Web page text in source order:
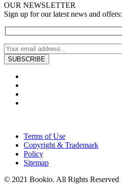
OUR NEWSLETTER
Sign up for our latest news and offers:
Terms of Use
Copyright & Trademark
Policy
Sitemap
© 2021 Bookio. All Rights Reserved